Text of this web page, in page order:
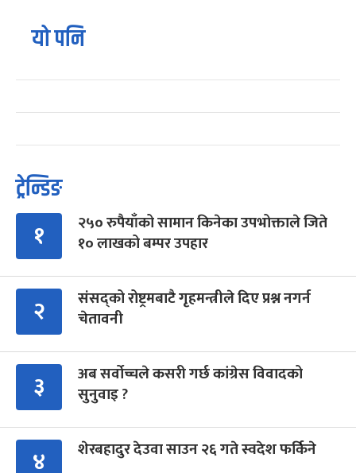
यो पनि
ट्रेन्डिङ
१
२५० रुपैयाँको सामान किनेका उपभोक्ताले जिते
१० लाखको बम्पर उपहार
२
संसद्को रोष्ट्रमबाटै गृहमन्त्रीले दिए प्रश्न नगर्न
चेतावनी
३
अब सर्वोच्चले कसरी गर्छ कांग्रेस विवादको
सुनुवाइ ?
४ शेरबहादुर देउवा साउन २६ गते स्वदेश फर्किने